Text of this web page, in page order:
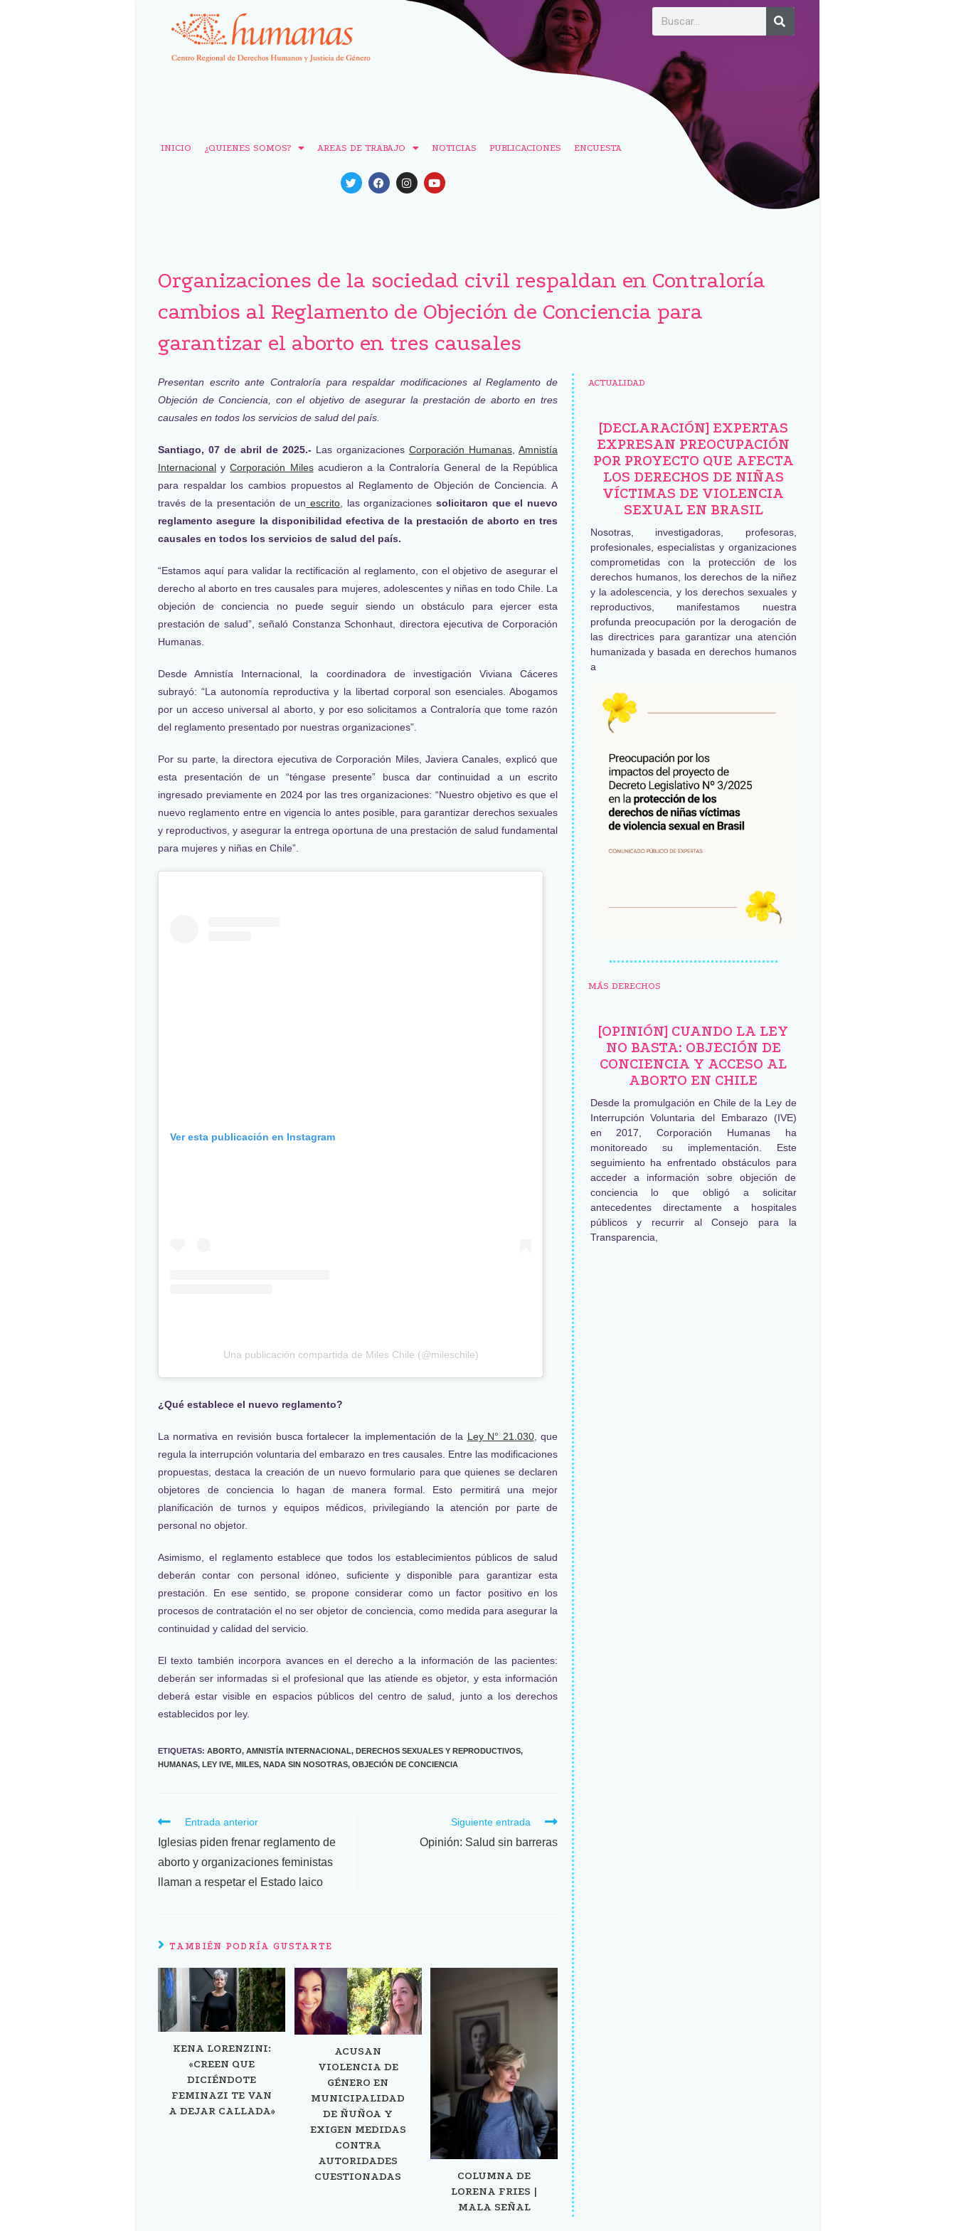
INICIO ¿QUIENES SOMOS? AREAS DE TRABAJO NOTICIAS PUBLICACIONES ENCUESTA
Organizaciones de la sociedad civil respaldan en Contraloría
cambios al Reglamento de Objeción de Conciencia para
garantizar el aborto en tres causales
Presentan escrito ante Contraloría para respaldar modificaciones al Reglamento de
Objeción de Conciencia, con el objetivo de asegurar la prestación de aborto en tres
causales en todos los servicios de salud del país.
Santiago, 07 de abril de 2025.- Las organizaciones Corporación Humanas Amnistía
Internacional yCorporación Milesacudieron a la Contraloría General de la República
para respaldar los cambios propuestos al Reglamento de Objeción de Conciencia. A
través de la presentación de un escrito , las organizacionessolicitaron que el nuevo
reglamento asegure la disponibilidad efectiva de la prestación de aborto en tres
causales en todos los servicios de salud del país.
“Estamos aquí para validar la rectificación al reglamento, con el objetivo de asegurar el
derecho al aborto en tres causales para mujeres, adolescentes y niñas en todo Chile. La
objeción de conciencia no puede seguir siendo un obstáculo para ejercer esta
prestación de salud”, señaló Constanza Schonhaut, directora ejecutiva de Corporación
Humanas.
Desde Amnistía Internacional, la coordinadora de investigación Viviana Cáceres
subrayó: “La autonomía reproductiva y la libertad corporal son esenciales. Abogamos
por un acceso universal al aborto, y por eso solicitamos a Contraloría que tome razón
del reglamento presentado por nuestras organizaciones”.
Por su parte, la directora ejecutiva de Corporación Miles, Javiera Canales, explicó que
esta presentación de un “téngase presente” busca dar continuidad a un escrito
ingresado previamente en 2024 por las tres organizaciones: “Nuestro objetivo es que el
nuevo reglamento entre en vigencia lo antes posible, para garantizar derechos sexuales
y reproductivos, y asegurar la entrega oportuna de una prestación de salud fundamental
para mujeres y niñas en Chile”.
Ver esta publicación en Instagram
Una publicación compartida de Miles Chile (@mileschile)
¿Qué establece el nuevo reglamento?
La normativa en revisión busca fortalecer la implementación de la Ley N° 21.030, que
regula la interrupción voluntaria del embarazo en tres causales. Entre las modificaciones
propuestas, destaca la creación de un nuevo formulario para que quienes se declaren
objetores de conciencia lo hagan de manera formal. Esto permitirá una mejor
planificación de turnos y equipos médicos, privilegiando la atención por parte de
personal no objetor.
Asimismo, el reglamento establece que todos los establecimientos públicos de salud
deberán contar con personal idóneo, suficiente y disponible para garantizar esta
prestación. En ese sentido, se propone considerar como un factor positivo en los
procesos de contratación el no ser objetor de conciencia, como medida para asegurar la
continuidad y calidad del servicio.
El texto también incorpora avances en el derecho a la información de las pacientes:
deberán ser informadas si el profesional que las atiende es objetor, y esta información
deberá estar visible en espacios públicos del centro de salud, junto a los derechos
establecidos por ley.
ETIQUETAS: ABORTO, AMNISTÍA INTERNACIONAL, DERECHOS SEXUALES Y REPRODUCTIVOS,
HUMANAS, LEY IVE, MILES, NADA SIN NOSOTRAS, OBJECIÓN DE CONCIENCIA
Entrada anterior
Iglesias piden frenar reglamento de
aborto y organizaciones feministas
llaman a respetar el Estado laico
Siguiente entrada
Opinión: Salud sin barreras
TAMBIÉN PODRÍA GUSTARTE
KENA LORENZINI:
«CREEN QUE
DICIÉNDOTE
FEMINAZI TE VAN
A DEJAR CALLADA»
ACUSAN
VIOLENCIA DE
GÉNERO EN
MUNICIPALIDAD
DE ÑUÑOA Y
EXIGEN MEDIDAS
CONTRA
AUTORIDADES
CUESTIONADAS
COLUMNA DE
LORENA FRIES |
MALA SEÑAL
ACTUALIDAD
[DECLARACIÓN] EXPERTAS
EXPRESAN PREOCUPACIÓN
POR PROYECTO QUE AFECTA
LOS DERECHOS DE NIÑAS
VÍCTIMAS DE VIOLENCIA
SEXUAL EN BRASIL
Nosotras, investigadoras, profesoras,
profesionales, especialistas y organizaciones
comprometidas con la protección de los
derechos humanos, los derechos de la niñez
y la adolescencia, y los derechos sexuales y
reproductivos, manifestamos nuestra
profunda preocupación por la derogación de
las directrices para garantizar una atención
humanizada y basada en derechos humanos
a
MÁS DERECHOS
[OPINIÓN] CUANDO LA LEY
NO BASTA: OBJECIÓN DE
CONCIENCIA Y ACCESO AL
ABORTO EN CHILE
Desde la promulgación en Chile de la Ley de
Interrupción Voluntaria del Embarazo (IVE)
en 2017, Corporación Humanas ha
monitoreado su implementación. Este
seguimiento ha enfrentado obstáculos para
acceder a información sobre objeción de
conciencia lo que obligó a solicitar
antecedentes directamente a hospitales
públicos y recurrir al Consejo para la
Transparencia,